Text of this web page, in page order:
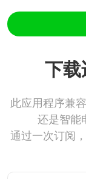
下
此应用程序兼
还是智能
通过一次订阅